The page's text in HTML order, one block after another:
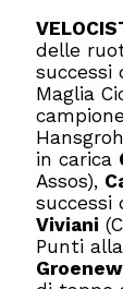
delle
successi
Maglia
in carica
Assos),
successi
Viviani
Punti